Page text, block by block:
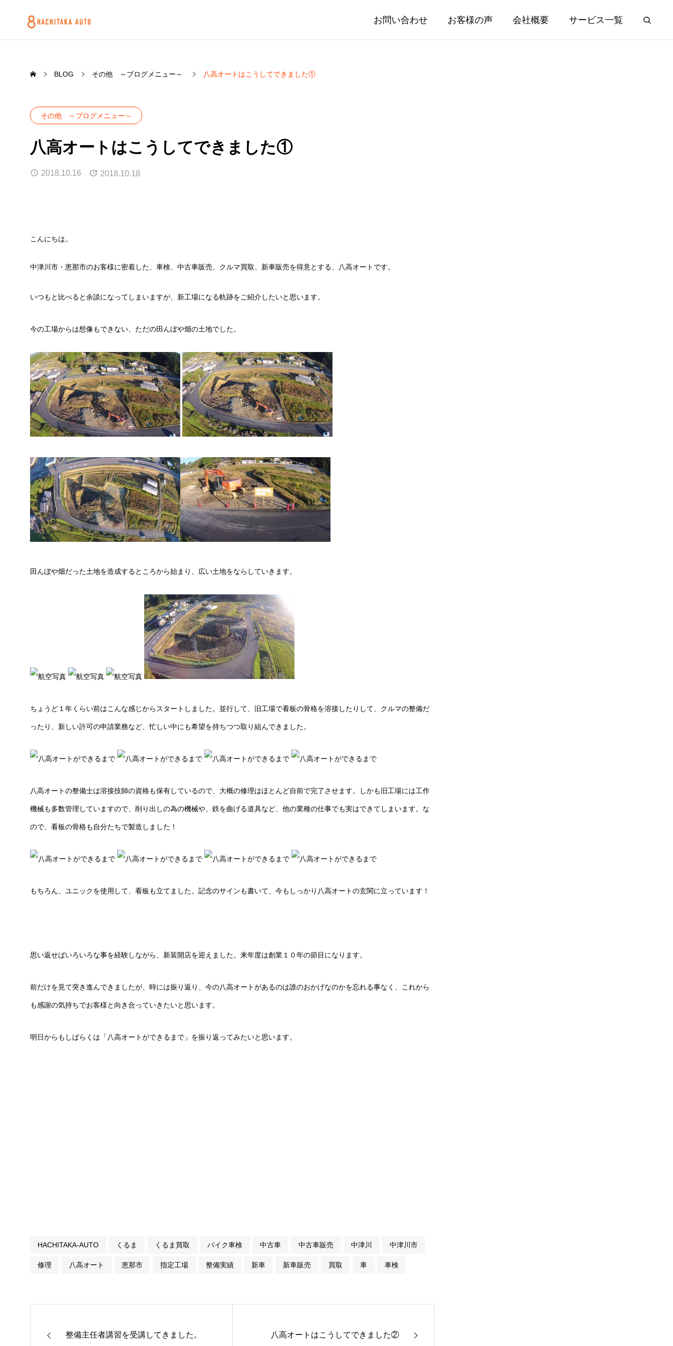
お問い合わせ お客様の声 会社概要 サービス一覧
BLOG その他 ～ブログメニュー～ 八高オートはこうしてできました①
その他 ～ブログメニュー～
八高オートはこうしてできました①
2018.10.16 2018.10.18
こんにちは。
中津川市・恵那市のお客様に密着した、車検、中古車販売、クルマ買取、新車販売を得意とする、八高オートです。
いつもと比べると余談になってしまいますが、新工場になる軌跡をご紹介したいと思います。
今の工場からは想像もできない、ただの田んぼや畑の土地でした。
田んぼや畑だった土地を造成するところから始まり、広い土地をならしていきます。
ちょうど１年くらい前はこんな感じからスタートしました。並行して、旧工場で看板の骨格を溶接したりして、クルマの整備だ
ったり、新しい許可の申請業務など、忙しい中にも希望を持ちつつ取り組んできました。
八高オートの整備士は溶接技師の資格も保有しているので、大概の修理はほとんど自前で完了させます。しかも旧工場には工作
機械も多数管理していますので、削り出しの為の機械や、鉄を曲げる道具など、他の業種の仕事でも実はできてしまいます。な
ので、看板の骨格も自分たちで製造しました！
もちろん、ユニックを使用して、看板も立てました。記念のサインも書いて、今もしっかり八高オートの玄関に立っています！
思い返せばいろいろな事を経験しながら、新装開店を迎えました。来年度は創業１０年の節目になります。
前だけを見て突き進んできましたが、時には振り返り、今の八高オートがあるのは誰のおかげなのかを忘れる事なく、これから
も感謝の気持ちでお客様と向き合っていきたいと思います。
明日からもしばらくは「八高オートができるまで」を振り返ってみたいと思います。
HACHITAKA-AUTO くるま くるま買取 バイク車検 中古車 中古車販売 中津川 中津川市
修理 八高オート 恵那市 指定工場 整備実績 新車 新車販売 買取 車 車検
整備主任者講習を受講してきました。 八高オートはこうしてできました②